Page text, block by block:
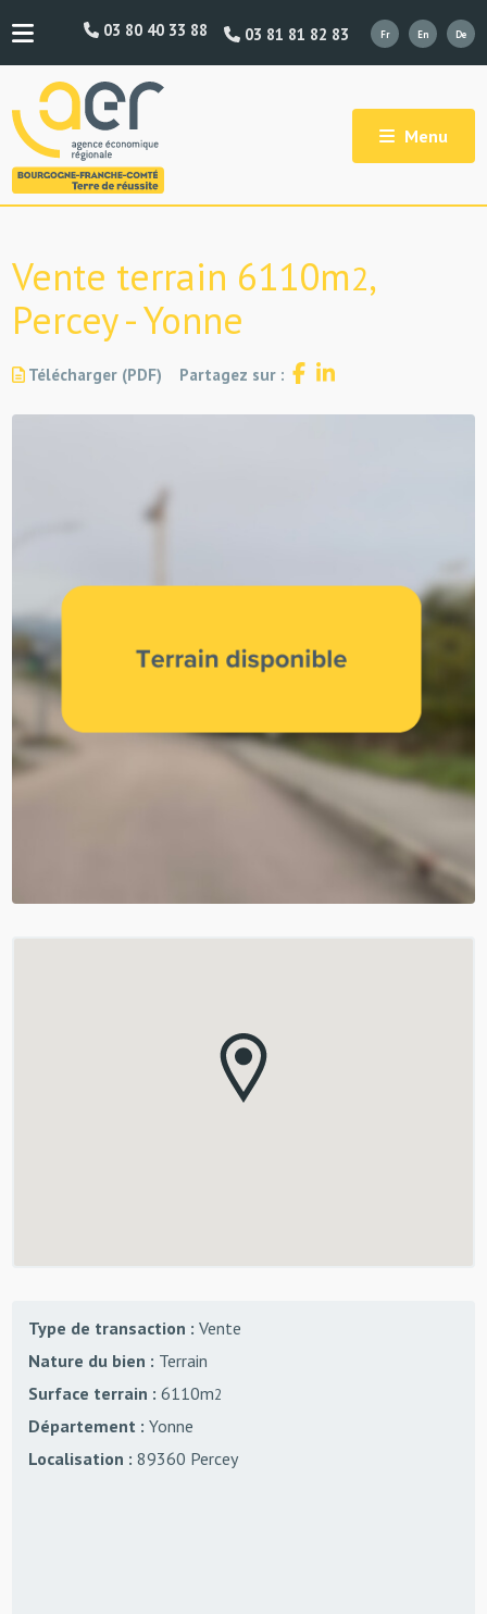
03 81 81 82 83
03 80 40 33 88
Menu
Vente terrain 6110m2,
Percey - Yonne
Télécharger (PDF) Partagez sur :
Type de transaction : Vente
Nature du bien : Terrain
Surface terrain : 6110m2
Département : Yonne
Localisation : 89360 Percey